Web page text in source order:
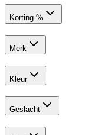
Korting %
Merk
Kleur
Geslacht